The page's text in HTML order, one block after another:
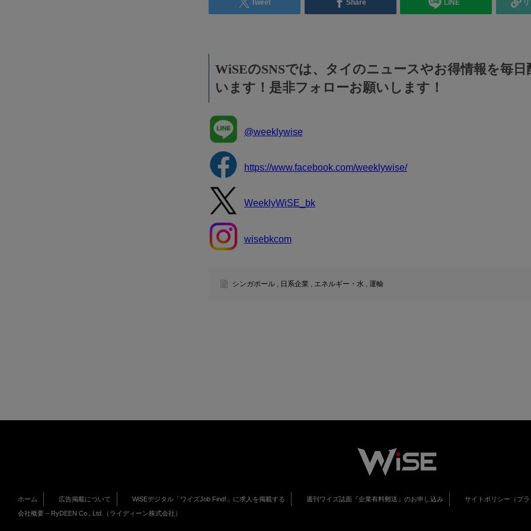
Tweet Share LINE
WiSEのSNSでは、タイのニュースやお得情報を毎日
います！是非フォローお願いします！
@weeklywise
https://www.facebook.com/weeklywise/
WeeklyWiSE_bk
wisebkcom
シンガポール 日系企業 エネルギー・水 運輸
ホーム 広告掲載について WiSEデジタル「ワイズJob Find!」に求人を掲載する 週刊ワイズ誌面『企業有料郵送』のお申し込み サイトポリシー（プラ
会社概要 – RyDEEN Co., Ltd.（ライディーン株式会社）